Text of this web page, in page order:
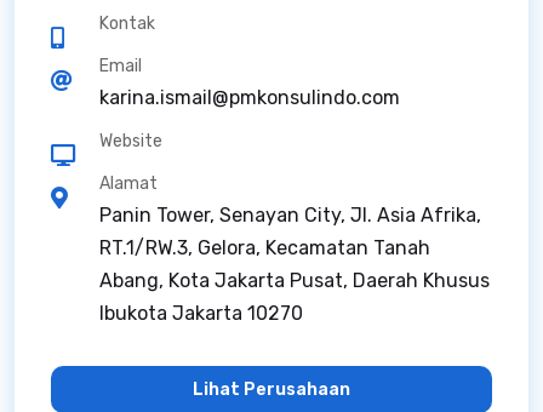
Kontak
Email
karina.ismail@pmkonsulindo.com
Website
Alamat
Panin Tower, Senayan City, Jl. Asia Afrika,
RT.1/RW.3, Gelora, Kecamatan Tanah
Abang, Kota Jakarta Pusat, Daerah Khusus
Ibukota Jakarta 10270
Lihat Perusahaan